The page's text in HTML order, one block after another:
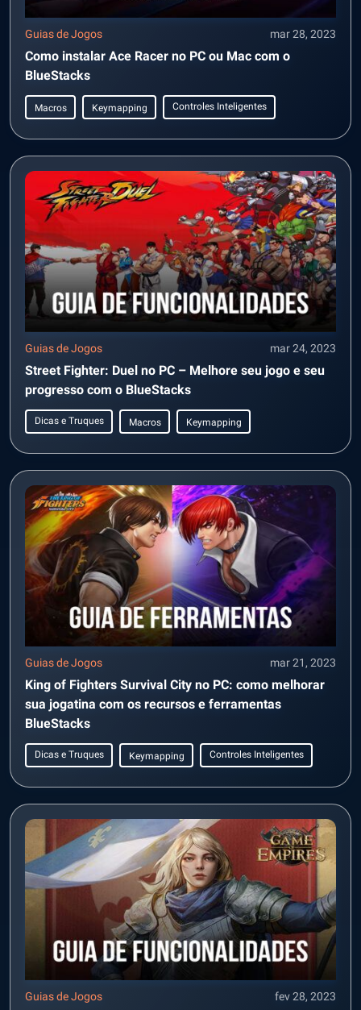
Guias de Jogos mar 28, 2023
Como instalar Ace Racer no PC ou Mac com o
BlueStacks
Macros Keymapping Controles Inteligentes
Guias de Jogos mar 24, 2023
Street Fighter: Duel no PC – Melhore seu jogo e seu
progresso com o BlueStacks
Dicas e Truques Macros Keymapping
Guias de Jogos mar 21, 2023
King of Fighters Survival City no PC: como melhorar
sua jogatina com os recursos e ferramentas
BlueStacks
Dicas e Truques Keymapping Controles Inteligentes
Guias de Jogos fev 28, 2023